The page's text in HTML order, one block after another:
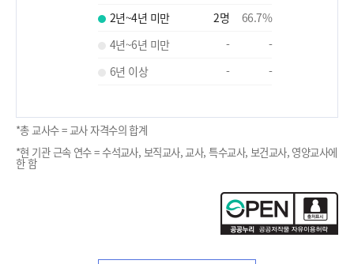
2년~4년 미만
2명 66.7%
4년~6년 미만
-
-
6년 이상
- -
*총 교사수 = 교사 자격수의 합계
*현 기관 근속 연수 = 수석교사, 보직교사, 교사, 특수교사, 보건교사, 영양교사에
한 함